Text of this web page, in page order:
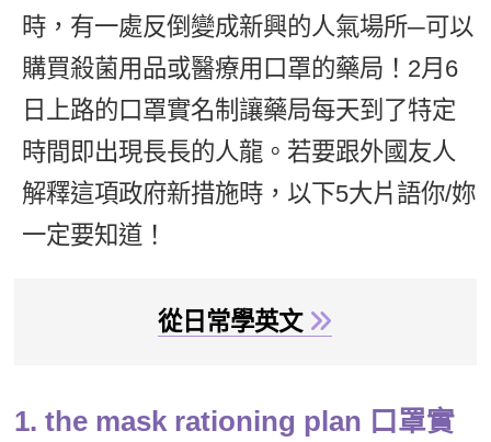
英文文法技巧
英文寫作
TED Talks
CNN聽力強化
新聞英文
兒童美語
數位學習教材
時，有一處反倒變成新興的人氣場所─可以
購買殺菌用品或醫療用口罩的藥局！2月6
日上路的口罩實名制讓藥局每天到了特定
時間即出現長長的人龍。若要跟外國友人
解釋這項政府新措施時，以下5大片語你/妳
一定要知道！
從日常學英文
1. the mask rationing plan 口罩實